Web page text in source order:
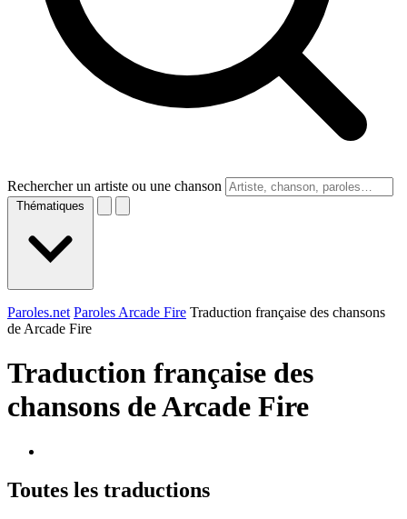
Rechercher un artiste ou une chanson
Thématiques
Paroles.net Paroles Arcade Fire Traduction française des chansons
de Arcade Fire
Traduction française des
chansons deArcade Fire
Toutes les traductions